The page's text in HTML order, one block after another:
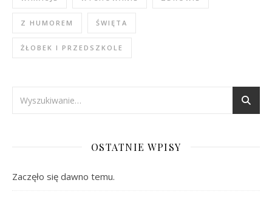
Z HUMOREM ŚWIĘTA
ŻŁOBEK I PRZEDSZKOLE
OSTATNIE WPISY
Zaczęło się dawno temu.